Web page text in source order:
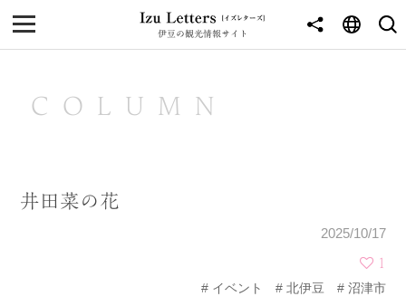
伊豆の観光情報サイト
MENU
NEWS
東伊豆
COLUMN
井田菜の花
2025/10/17
1
イベント
北伊豆 沼津市